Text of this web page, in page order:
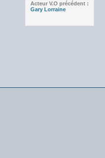
Acteur V.O précédent :
Gary Lorraine